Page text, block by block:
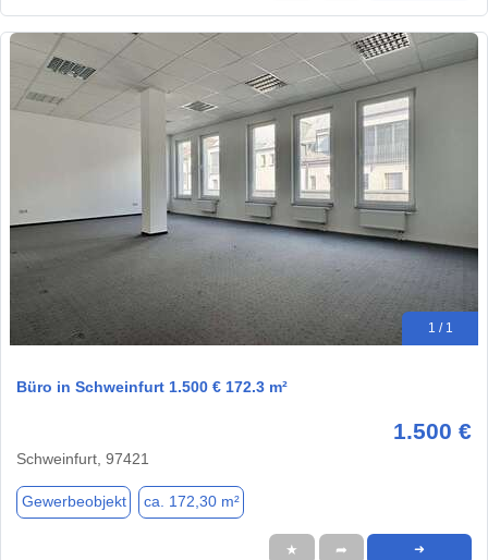
1 / 1
Büro in Schweinfurt 1.500 € 172.3 m²
1.500 €
Schweinfurt, 97421
Gewerbeobjekt ca. 172,30 m²
★ ➦ ➜